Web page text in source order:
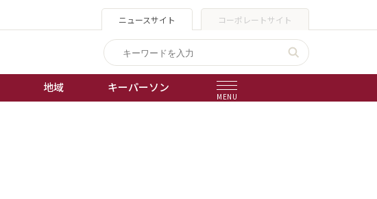
ニュースサイト コーポレートサイト
地域 キーパーソン
MENU